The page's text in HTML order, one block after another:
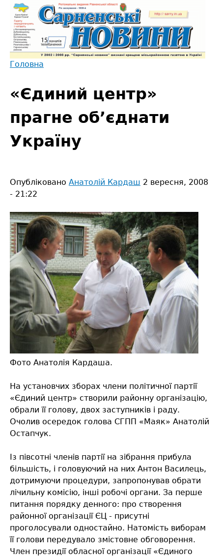
Jump
navigation
є
тут
Головна
top
«Єдиний центр»
прагне об’єднати
Україну
Опубліковано Анатолій Кардаш 2 вересня, 2008
- 21:22
Фото Анатолія Кардаша.
На установчих зборах члени політичної партії
«Єдиний центр» створили районну організацію,
обрали її голову, двох заступників і раду.
Очолив осередок голова СГПП «Маяк» Анатолій
Остапчук.
Із півсотні членів партії на зібрання прибула
більшість, і головуючий на них Антон Василець,
дотримуючи процедури, запропонував обрати
лічильну комісію, інші робочі органи. За перше
питання порядку денного: про створення
районної організації ЄЦ - присутні
проголосували одностайно. Натомість виборам
її голови передувало змістовне обговорення.
Член президії обласної організації «Єдиного